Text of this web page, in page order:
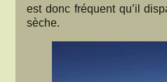
est donc fréquent qu’il
sèche.